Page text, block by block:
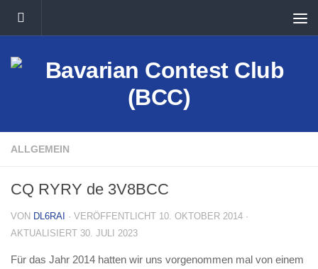
Unter dem Inhalt
ALLGEMEIN
CQ RYRY de 3V8BCC
VON DL6RAI · VERÖFFENTLICHT 10. OKTOBER 2014 ·
AKTUALISIERT 30. JULI 2023
Für das Jahr 2014 hatten wir uns vorgenommen mal von einem